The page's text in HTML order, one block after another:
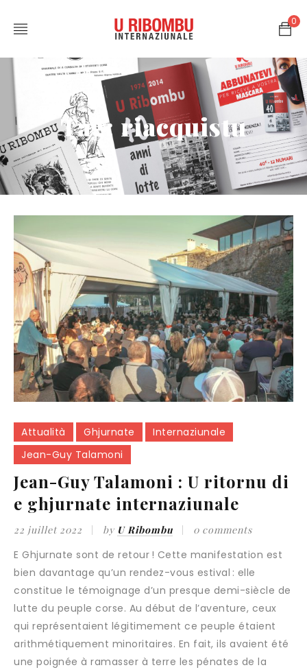
0
Tag: riacquistu
Attualità Ghjurnate
Internaziunale
Jean-Guy Talamoni
Jean-Guy Talamoni : U ritornu di
e ghjurnate internaziunale
22 juillet 2022 by U Ribombu 0 comments
E Ghjurnate sont de retour ! Cette manifestation est
bien davantage qu’un rendez-vous estival : elle
constitue le témoignage d’un presque demi-siècle de
lutte du peuple corse. Au début de l’aventure, ceux
qui représentaient légitimement ce peuple étaient
arithmétiquement minoritaires. En fait, ils avaient été
une poignée à ramasser à terre les pénates de la